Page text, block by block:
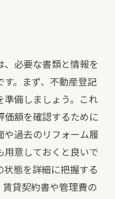
、必要な書類と情報を
。まず、不動産登記
準備しましょう。これ
価額を確認するために
や過去のリフォーム履
用意しておくと良いで
状態を詳細に把握する
貸契約書や管理費の